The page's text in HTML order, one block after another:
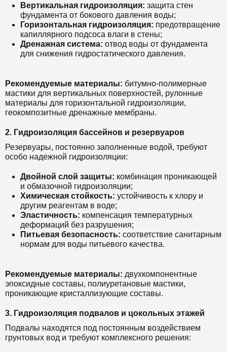
Вертикальная гидроизоляция: защита стен
фундамента от бокового давления воды;
Горизонтальная гидроизоляция: предотвращение
капиллярного подсоса влаги в стены;
Дренажная система: отвод воды от фундамента
для снижения гидростатического давления.
Рекомендуемые материалы: битумно-полимерные
мастики для вертикальных поверхностей, рулонные
материалы для горизонтальной гидроизоляции,
геокомпозитные дренажные мембраны.
2. Гидроизоляция бассейнов и резервуаров
Резервуары, постоянно заполненные водой, требуют
особо надежной гидроизоляции:
Двойной слой защиты: комбинация проникающей
и обмазочной гидроизоляции;
Химическая стойкость: устойчивость к хлору и
другим реагентам в воде;
Эластичность: компенсация температурных
деформаций без разрушения;
Питьевая безопасность: соответствие санитарным
нормам для воды питьевого качества.
Рекомендуемые материалы: двухкомпонентные
эпоксидные составы, полиуретановые мастики,
проникающие кристаллизующие составы.
3. Гидроизоляция подвалов и цокольных этажей
Подвалы находятся под постоянным воздействием
грунтовых вод и требуют комплексного решения: